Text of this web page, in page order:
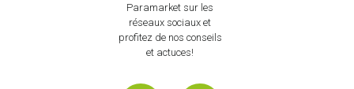
Paramarket sur les
réseaux sociaux et
profitez de nos conseils
et actuces!